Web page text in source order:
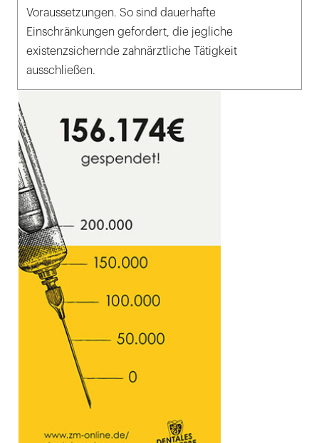
Voraussetzungen. So sind dauerhafte
Einschränkungen gefordert, die jegliche
existenzsichernde zahnärztliche Tätigkeit
ausschließen.